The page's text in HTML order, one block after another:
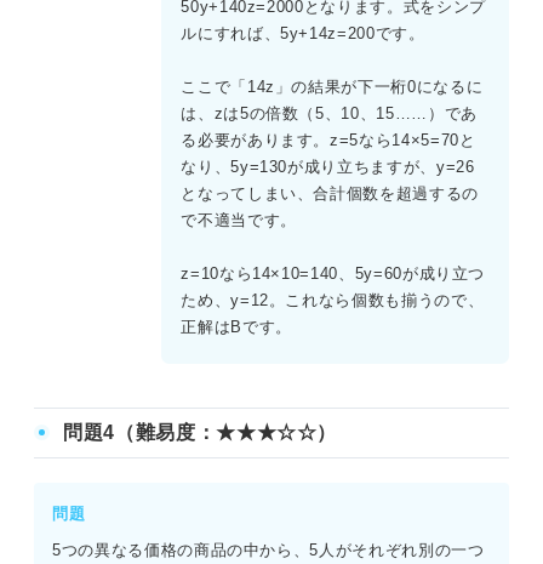
10=3となり、すべて正の整数で成り立つ。
50y+140z=2000となります。式をシンプ
ルにすれば、5y+14z=200です。
ここで「14z」の結果が下一桁0になるに
は、zは5の倍数（5、10、15……）であ
る必要があります。z=5なら14×5=70と
なり、5y=130が成り立ちますが、y=26
となってしまい、合計個数を超過するの
で不適当です。
z=10なら14×10=140、5y=60が成り立つ
ため、y=12。これなら個数も揃うので、
正解はBです。
問題4（難易度：★★★☆☆）
問題
5つの異なる価格の商品の中から、5人がそれぞれ別の一つ